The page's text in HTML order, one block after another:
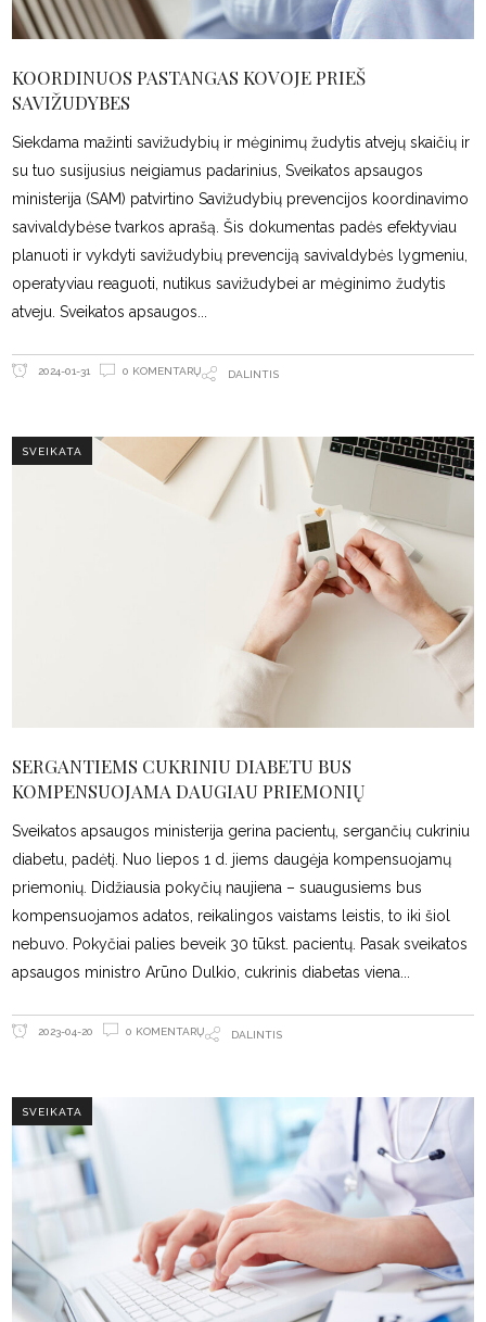
KOORDINUOS PASTANGAS KOVOJE PRIEŠ
SAVIŽUDYBES
Siekdama mažinti savižudybių ir mėginimų žudytis atvejų skaičių ir
su tuo susijusius neigiamus padarinius, Sveikatos apsaugos
ministerija (SAM) patvirtino Savižudybių prevencijos koordinavimo
savivaldybėse tvarkos aprašą. Šis dokumentas padės efektyviau
planuoti ir vykdyti savižudybių prevenciją savivaldybės lygmeniu,
operatyviau reaguoti, nutikus savižudybei ar mėginimo žudytis
atveju. Sveikatos apsaugos
2024-01-31 0 KOMENTARŲ DALINTIS
SVEIKATA
SERGANTIEMS CUKRINIU DIABETU BUS
KOMPENSUOJAMA DAUGIAU PRIEMONIŲ
Sveikatos apsaugos ministerija gerina pacientų, sergančių cukriniu
diabetu, padėtį. Nuo liepos 1 d. jiems daugėja kompensuojamų
priemonių. Didžiausia pokyčių naujiena – suaugusiems bus
kompensuojamos adatos, reikalingos vaistams leistis, to iki šiol
nebuvo. Pokyčiai palies beveik 30 tūkst. pacientų. Pasak sveikatos
apsaugos ministro Arūno Dulkio, cukrinis diabetas viena
2023-04-20 0 KOMENTARŲ DALINTIS
SVEIKATA